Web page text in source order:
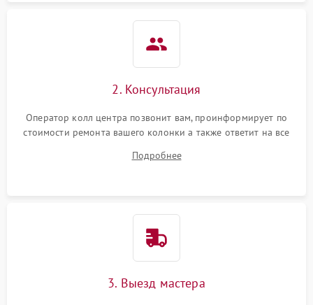
2. Консультация
Оператор колл центра позвонит вам, проинформирует по
стоимости ремонта вашего колонки а также ответит на все
Подробнее
3. Выезд мастера